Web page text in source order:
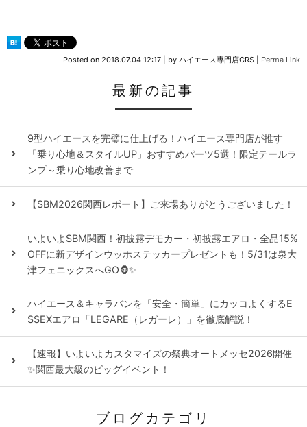
Posted on 2018.07.04 12:17 by ハイエース専門店CRS Perma Link
最新の記事
9型ハイエースを完璧に仕上げる！ハイエース専門店が推す
「乗り心地＆スタイルUP」おすすめパーツ5選！限定テールラ
ンプ～乗り心地改善まで
【SBM2026関西レポート】ご来場ありがとうございました！
いよいよSBM関西！初披露デモカー・初披露エアロ・全品15%
OFFに新デザインウッホステッカープレゼントも！5/31は泉大
津フェニックスへGO🦍✨
ハイエース＆キャラバンを「安全・簡単」にカッコよくするE
SSEXエアロ「LEGARE（レガーレ）」を徹底解説！
【速報】いよいよカスタマイズの祭典オートメッセ2026開催
✨関西最大級のビッグイベント！
ブログカテゴリ